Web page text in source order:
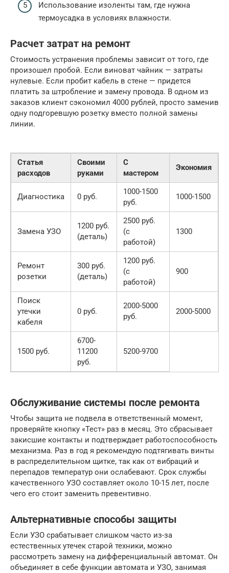
Использование изоленты там, где нужна
термоусадка в условиях влажности.
Расчет затрат на ремонт
Стоимость устранения проблемы зависит от того, где
произошел пробой. Если виноват чайник — затраты
нулевые. Если пробит кабель в стене — придется
платить за штробление и замену провода. В одном из
заказов клиент сэкономил 4000 рублей, просто заменив
одну подгоревшую розетку вместо полной замены
линии.
Статья
расходов
Своими
руками
С
мастером
Экономия
Диагностика 0 руб.
1000-1500
руб.
1000-1500
Замена УЗО
1200 руб.
(деталь)
2500 руб.
(с
работой)
1300
Ремонт
розетки
300 руб.
(деталь)
1200 руб.
(с
работой)
900
Поиск
утечки
кабеля
0 руб.
2000-5000
руб.
2000-5000
1500 руб.
6700-
11200
руб.
5200-9700
Обслуживание системы после ремонта
Чтобы защита не подвела в ответственный момент,
проверяйте кнопку «Тест» раз в месяц. Это сбрасывает
закисшие контакты и подтверждает работоспособность
механизма. Раз в год я рекомендую подтягивать винты
в распределительном щитке, так как от вибраций и
перепадов температур они ослабевают. Срок службы
качественного УЗО составляет около 10-15 лет, после
чего его стоит заменить превентивно.
Альтернативные способы защиты
Если УЗО срабатывает слишком часто из-за
естественных утечек старой техники, можно
рассмотреть замену на дифференциальный автомат. Он
объединяет в себе функции автомата и УЗО, занимая